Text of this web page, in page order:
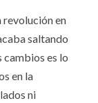
revolución en
saltando
cambios es lo
en la
ni